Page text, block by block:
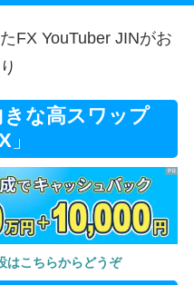
FX YouTuber JINがお
な高スワップ
」
はこちらからどうぞ